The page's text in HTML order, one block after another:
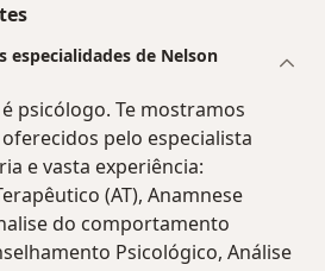
especialidades de Nelson
psicólogo. Te mostramos
pelo especialista
e vasta experiência:
(AT), Anamnese
do comportamento
Psicológico, Análise